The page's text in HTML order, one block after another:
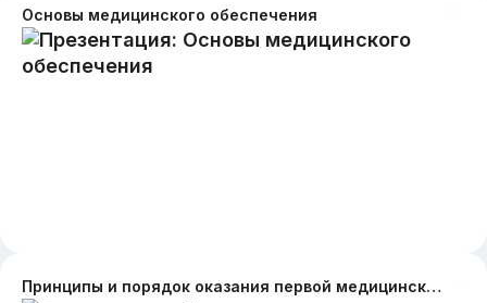
Основы медицинского обеспечения
Принципы и порядок оказания первой медицинской помощи